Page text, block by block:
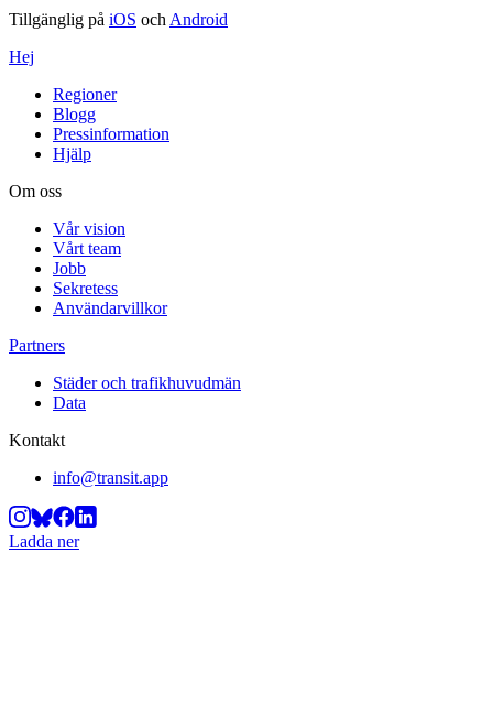
Tillgänglig på iOS och Android
Hej
Regioner
Blogg
Pressinformation
Hjälp
Om oss
Vår vision
Vårt team
Jobb
Sekretess
Användarvillkor
Partners
Städer och trafikhuvudmän
Data
Kontakt
info@transit.app
Ladda ner